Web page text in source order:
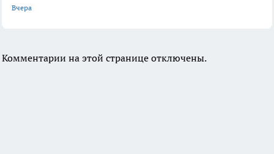
Вчера
Комментарии на этой странице отключены.